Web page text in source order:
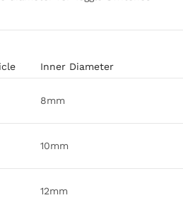
Inner Diameter
8mm
10mm
12mm